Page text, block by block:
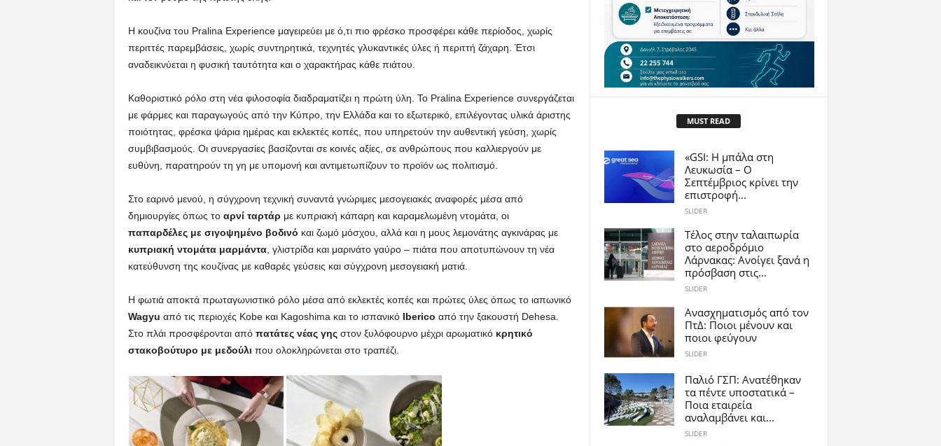
Η κουζίνα του Pralina Experience μαγειρεύει με ό,τι πιο φρέσκο προσφέρει κάθε περίοδος, χωρίς
περιττές παρεμβάσεις, χωρίς συντηρητικά, τεχνητές γλυκαντικές ύλες ή περιττή ζάχαρη. Έτσι
αναδεικνύεται η φυσική ταυτότητα και ο χαρακτήρας κάθε πιάτου.
Καθοριστικό ρόλο στη νέα φιλοσοφία διαδραματίζει η πρώτη ύλη. Το Pralina Experience συνεργάζεται
με φάρμες και παραγωγούς από την Κύπρο, την Ελλάδα και το εξωτερικό, επιλέγοντας υλικά άριστης
ποιότητας, φρέσκα ψάρια ημέρας και εκλεκτές κοπές, που υπηρετούν την αυθεντική γεύση, χωρίς
συμβιβασμούς. Οι συνεργασίες βασίζονται σε κοινές αξίες, σε ανθρώπους που καλλιεργούν με
ευθύνη, παρατηρούν τη γη με υπομονή και αντιμετωπίζουν το προϊόν ως πολιτισμό.
Στο εαρινό μενού, η σύγχρονη τεχνική συναντά γνώριμες μεσογειακές αναφορές μέσα από
δημιουργίες όπως το αρνί ταρτάρ με κυπριακή κάπαρη και καραμελωμένη ντομάτα, οι
παπαρδέλες με σιγοψημένο βοδινό και ζωμό μόσχου, αλλά και η μους λεμονάτης αγκινάρας με
κυπριακή ντομάτα μαρμάντα, γλιστρίδα και μαρινάτο γαύρο – πιάτα που αποτυπώνουν τη νέα
κατεύθυνση της κουζίνας με καθαρές γεύσεις και σύγχρονη μεσογειακή ματιά.
Η φωτιά αποκτά πρωταγωνιστικό ρόλο μέσα από εκλεκτές κοπές και πρώτες ύλες όπως το ιαπωνικό
Wagyu από τις περιοχές Kobe και Kagoshima και το ισπανικό Iberico από την ξακουστή Dehesa.
Στο πλάι προσφέρονται από πατάτες νέας γηςστον ξυλόφουρνο μέχρι αρωματικό κρητικό
στακοβούτυρο με μεδούλι που ολοκληρώνεται στο τραπέζι.
MUST READ
«GSI: Η μπάλα στη
Λευκωσία – Ο
Σεπτέμβριος κρίνει την
επιστροφή...
SLIDER
Tέλος στην ταλαιπωρία
στο αεροδρόμιο
Λάρνακας: Ανοίγει ξανά η
πρόσβαση στις...
SLIDER
Ανασχηματισμός από τον
ΠτΔ: Ποιοι μένουν και
ποιοι φεύγουν
SLIDER
Παλιό ΓΣΠ: Ανατέθηκαν
τα πέντε υποστατικά –
Ποια εταιρεία
αναλαμβάνει και...
SLIDER